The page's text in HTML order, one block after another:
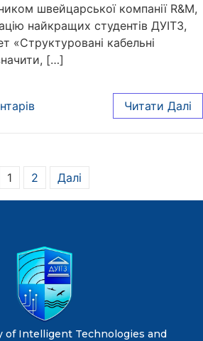
швейцарської компанії R&M,
найкращих студентів ДУІТЗ,
«Структуровані кабельні
[…]
Читати Далі
1 2 Далі
of Intelligent Technologies and